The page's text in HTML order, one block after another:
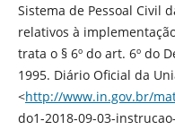
Sistema de Pessoal Civil
relativos à
trata o § 6º do art. 6º do
1995. Diário Oficial da
<http://www.in.gov.br/
do1-2018-09-03-